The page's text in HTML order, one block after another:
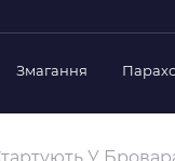
Змагання